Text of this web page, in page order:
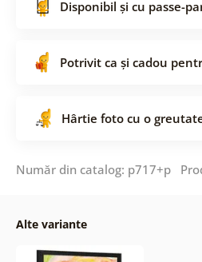
Disponibil și cu passe-
Potrivit ca și cadou
Hârtie foto cu o
Număr din catalog: p717+p
Alte variante